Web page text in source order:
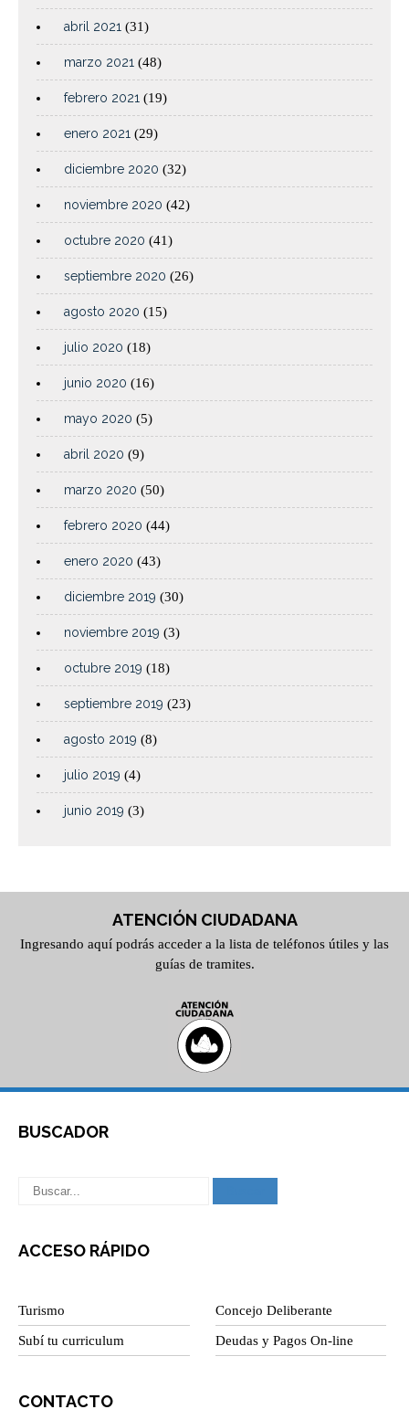
abril 2021 (31)
marzo 2021 (48)
febrero 2021 (19)
enero 2021 (29)
diciembre 2020 (32)
noviembre 2020 (42)
octubre 2020 (41)
septiembre 2020 (26)
agosto 2020 (15)
julio 2020 (18)
junio 2020 (16)
mayo 2020 (5)
abril 2020 (9)
marzo 2020 (50)
febrero 2020 (44)
enero 2020 (43)
diciembre 2019 (30)
noviembre 2019 (3)
octubre 2019 (18)
septiembre 2019 (23)
agosto 2019 (8)
julio 2019 (4)
junio 2019 (3)
ATENCIÓN CIUDADANA
Ingresando aquí podrás acceder a la lista de teléfonos útiles y las
guías de tramites.
BUSCADOR
ACCESO RÁPIDO
Turismo Concejo Deliberante
Subí tu curriculum Deudas y Pagos On-line
CONTACTO